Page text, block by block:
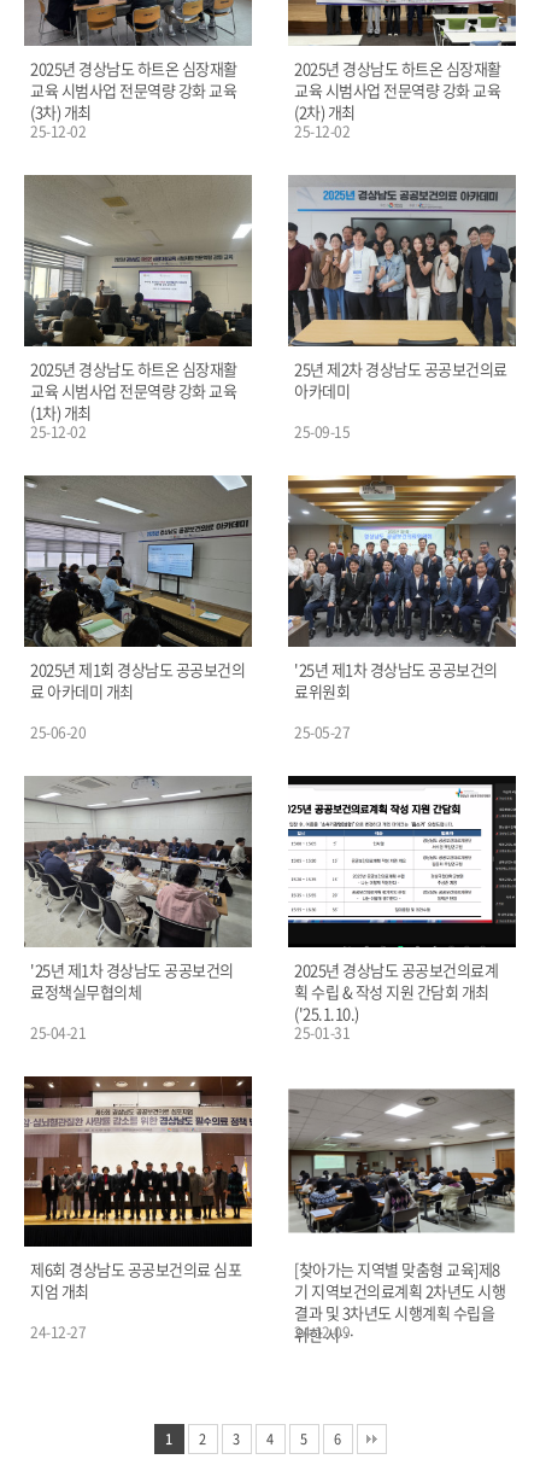
2025년 경상남도 하트온 심장재활
교육 시범사업 전문역량 강화 교육
(3차) 개최
25-12-02
2025년 경상남도 하트온 심장재활
교육 시범사업 전문역량 강화 교육
(2차) 개최
25-12-02
2025년 경상남도 하트온 심장재활
교육 시범사업 전문역량 강화 교육
(1차) 개최
25-12-02
25년 제2차 경상남도 공공보건의료
아카데미
25-09-15
2025년 제1회 경상남도 공공보건의
료 아카데미 개최
25-06-20
'25년 제1차 경상남도 공공보건의
료위원회
25-05-27
'25년 제1차 경상남도 공공보건의
료정책실무협의체
25-04-21
2025년 경상남도 공공보건의료계
획 수립 & 작성 지원 간담회 개최
('25.1.10.)
25-01-31
제6회 경상남도 공공보건의료 심포
지엄 개최
24-12-27
[찾아가는 지역별 맞춤형 교육]제8
기 지역보건의료계획 2차년도 시행
결과 및 3차년도 시행계획 수립을
위한 시…
24-12-09
1 2 3 4 5 6